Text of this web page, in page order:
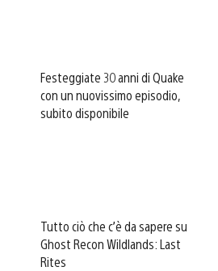
Festeggiate 30 anni di Quake
con un nuovissimo episodio,
subito disponibile
Tutto ciò che c’è da sapere su
Ghost Recon Wildlands: Last
Rites